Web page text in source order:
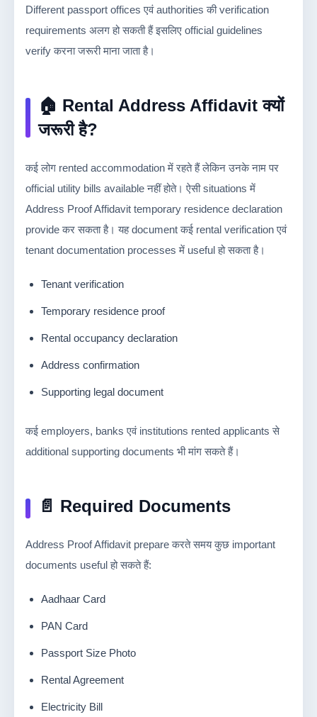
Different passport offices एवं authorities की verification
requirements अलग हो सकती हैं इसलिए official guidelines
verify करना जरूरी माना जाता है।
🏠 Rental Address Affidavit क्यों
जरूरी है?
कई लोग rented accommodation में रहते हैं लेकिन उनके नाम पर
official utility bills available नहीं होते। ऐसी situations में
Address Proof Affidavit temporary residence declaration
provide कर सकता है। यह document कई rental verification एवं
tenant documentation processes में useful हो सकता है।
Tenant verification
Temporary residence proof
Rental occupancy declaration
Address confirmation
Supporting legal document
कई employers, banks एवं institutions rented applicants से
additional supporting documents भी मांग सकते हैं।
📄 Required Documents
Address Proof Affidavit prepare करते समय कुछ important
documents useful हो सकते हैं:
Aadhaar Card
PAN Card
Passport Size Photo
Rental Agreement
Electricity Bill